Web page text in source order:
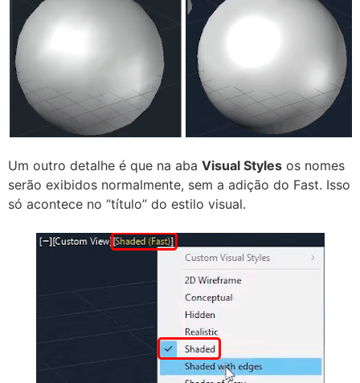
Um outro detalhe é que na aba Visual Styles os nomes
serão exibidos normalmente, sem a adição do Fast. Isso
só acontece no “título” do estilo visual.